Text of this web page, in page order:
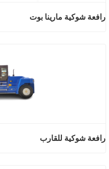
رافعة شوكية مارينا بوت
رافعة شوكية للقارب